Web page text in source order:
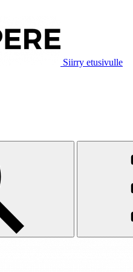
Siirry etusivulle